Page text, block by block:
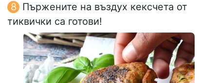
Пържените на въздух кексчета от
тиквички са готови!